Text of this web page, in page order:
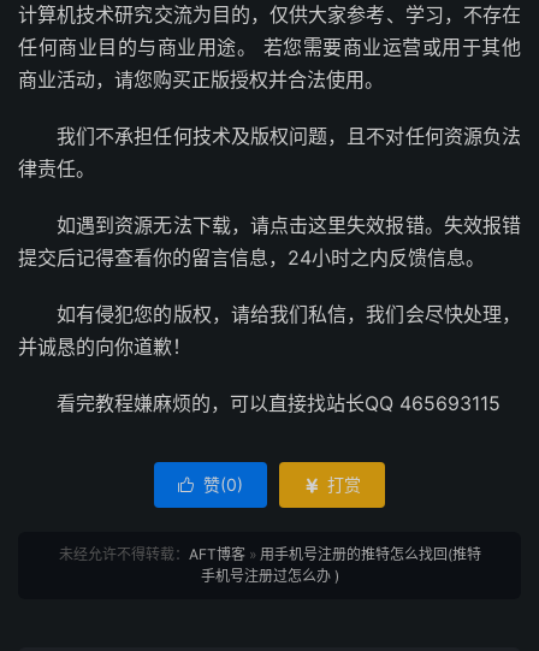
计算机技术研究交流为目的，仅供大家参考、学习，不存在
任何商业目的与商业用途。 若您需要商业运营或用于其他
商业活动，请您购买正版授权并合法使用。
我们不承担任何技术及版权问题，且不对任何资源负法
律责任。
如遇到资源无法下载，请点击这里失效报错。失效报错
提交后记得查看你的留言信息，24小时之内反馈信息。
如有侵犯您的版权，请给我们私信，我们会尽快处理，
并诚恳的向你道歉！
看完教程嫌麻烦的，可以直接找站长QQ 465693115
 赞(0)  打赏
未经允许不得转载： AFT博客» 用手机号注册的推特怎么找回(推特
手机号注册过怎么办 )